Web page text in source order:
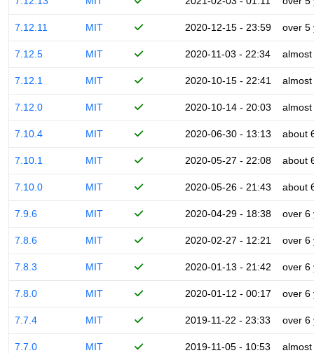
7.12.11 MIT 2020-12-15 - 23:59 over 5
7.12.5 MIT 2020-11-03 - 22:34
7.12.1 MIT 2020-10-15 - 22:41
7.12.0 MIT 2020-10-14 - 20:03
7.10.4 MIT 2020-06-30 - 13:13 about
7.10.1 MIT 2020-05-27 - 22:08 about
7.10.0 MIT 2020-05-26 - 21:43 about
7.9.6 MIT 2020-04-29 - 18:38 over 6
7.8.6 MIT 2020-02-27 - 12:21 over 6
7.8.3 MIT 2020-01-13 - 21:42 over 6
7.8.0 MIT 2020-01-12 - 00:17 over 6
7.7.4 MIT 2019-11-22 - 23:33 over 6
7.7.0 MIT 2019-11-05 - 10:53